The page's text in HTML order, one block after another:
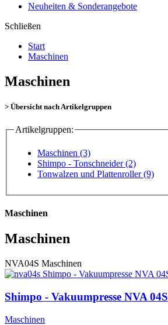
Neuheiten & Sonderangebote
Schließen
Start
Maschinen
Maschinen
> Übersicht nach Artikelgruppen
Artikelgruppen:
Maschinen (3)
Shimpo - Tonschneider (2)
Tonwalzen und Plattenroller (9)
Maschinen
Maschinen
NVA04S Maschinen
Shimpo - Vakuumpresse NVA 04S
Maschinen